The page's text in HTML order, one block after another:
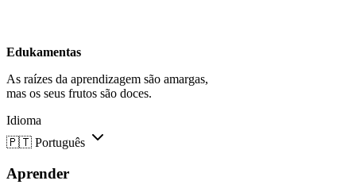
Edukamentas
As raízes da aprendizagem são amargas,
mas os seus frutos são doces.
Idioma
🇵🇹 Português
Aprender